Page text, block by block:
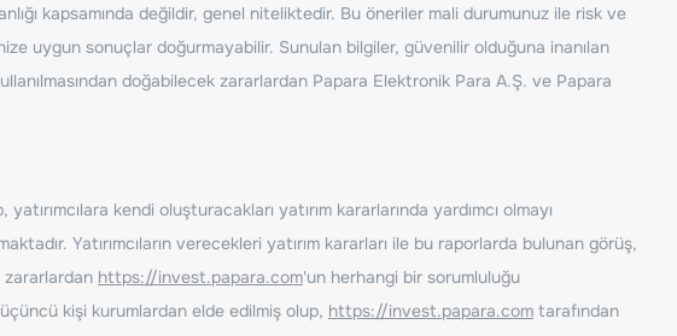
kapsamında değildir, genel niteliktedir. Bu öneriler mali durumunuz ile risk ve
uygun sonuçlar doğurmayabilir. Sunulan bilgiler, güvenilir olduğuna inanılan
doğabilecek zararlardan Papara Elektronik Para A.Ş. ve Papara
kendi oluşturacakları yatırım kararlarında yardımcı olmayı
Yatırımcıların verecekleri yatırım kararları ile bu raporlarda bulunan görüş,
zararlardan https://invest.papara.com'un herhangi bir sorumluluğu
kişi kurumlardan elde edilmiş olup, https://invest.papara.com tarafından